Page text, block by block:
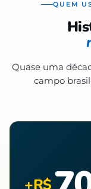
QUEM
Quase uma
campo